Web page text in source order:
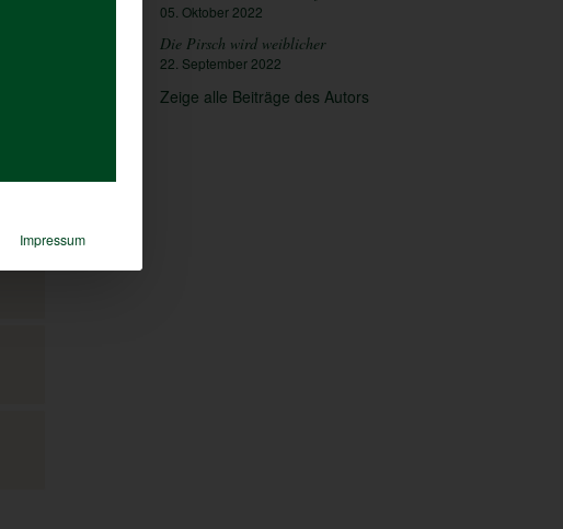
05. Oktober 2022
Die Pirsch wird weiblicher
22. September 2022
Zeige alle Beiträge des Autors
Impressum